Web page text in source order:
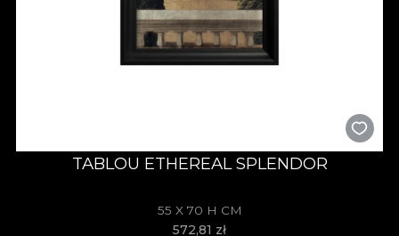
TABLOU ETHEREAL SPLENDOR
55 X 70 H CM
572,81 zł